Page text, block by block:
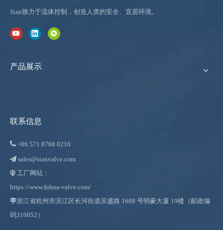
Sian致力于流体控制，创造人类的安全、宜居环境。
产品展示
联系信息
 +86 571 8768 0216
 sales@sianvalve.com
 工厂网站：
https://www.fuhua-valve.com/
浙江省杭州市滨江区长河街道滨盛路 1688 号明豪大厦 19楼（邮政编
码310052）